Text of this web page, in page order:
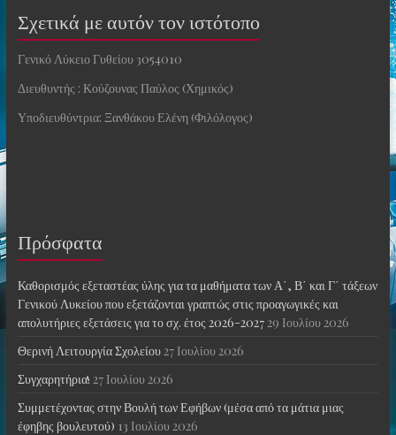
Σχετικά με αυτόν τον ιστότοπο
Γενικό Λύκειο Γυθείου 3054010
Διευθυντής : Κούζουνας Παύλος (Χημικός)
Υποδιευθύντρια: Ξανθάκου Ελένη (Φιλόλογος)
Πρόσφατα
Καθορισμός εξεταστέας ύλης για τα μαθήματα των Α΄, Β΄ και Γ΄ τάξεων
Γενικού Λυκείου που εξετάζονται γραπτώς στις προαγωγικές και
απολυτήριες εξετάσεις για το σχ. έτος 2026-202729 Ιουλίου 2026
Θερινή Λειτουργία Σχολείου27 Ιουλίου 2026
Συγχαρητήρια! 27 Ιουλίου 2026
Συμμετέχοντας στην Βουλή των Εφήβων (μέσα από τα μάτια μιας
έφηβης βουλευτού) 13 Ιουλίου 2026